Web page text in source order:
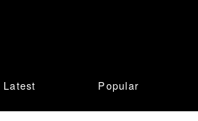
Latest Popular